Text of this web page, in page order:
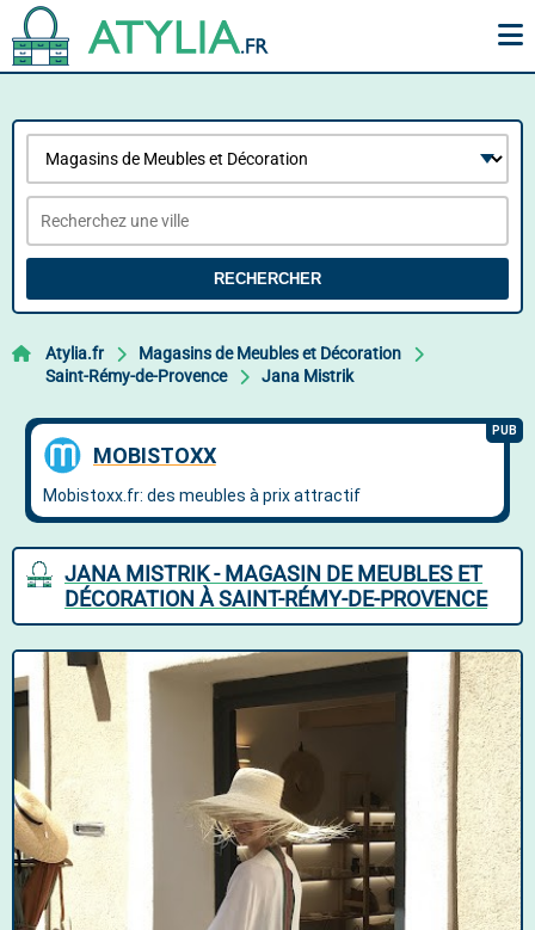
RECHERCHER
Atylia.fr
Magasins de Meubles et Décoration
Saint-Rémy-de-Provence
Jana Mistrik
JANA MISTRIK - MAGASIN DE MEUBLES ET
DÉCORATION À SAINT-RÉMY-DE-PROVENCE